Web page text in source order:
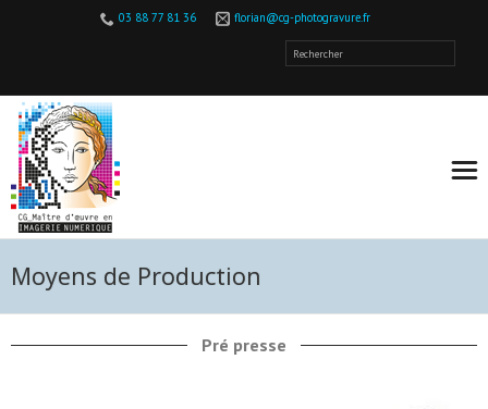
03 88 77 81 36 florian@cg-photogravure.fr
Moyens de Production
Pré presse